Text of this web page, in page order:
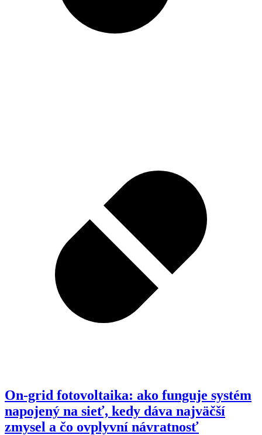
On-grid fotovoltaika: ako funguje systém
napojený na sieť, kedy dáva najväčší
zmysel a čo ovplyvní návratnosť